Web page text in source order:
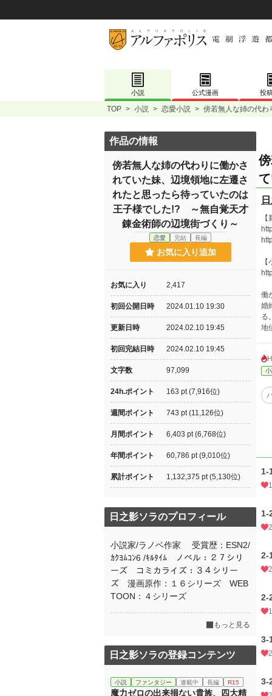
小説 公式漫画 投
TOP > 小説 > 恋愛小説 > 傍若無人な姉の代
働
婚
る。
地
小
1-
1-
2-
2-
3-
3-
作品の情報
傍若無人な姉の代わりに働かさ
れていた妹、辺境領地に左遷さ
れたと思ったら待っていたのは
王子様でした!? ～無自覚天才
錬金術師の辺境街づくり～
恋愛 完結 長編
お気に入り追加
お気に入り 2,417
初回公開日時 2024.01.10 19:30
更新日時 2024.02.10 19:45
初回完結日時 2024.02.10 19:45
文字数 97,099
24h.ポイント 163 pt (7,916位)
週間ポイント 743 pt (11,126位)
月間ポイント 6,403 pt (6,768位)
年間ポイント 60,786 pt (9,010位)
累計ポイント 1,132,375 pt (5,130位)
日之影ソラのプロフィール
小説家/ラノベ作家 受賞歴：ESN2/
ｶｸﾖﾑｺﾝ6 /ｷﾙﾀｲﾑ ノベル：２７シリ
ーズ コミカライズ：３４シリー
ズ 漫画原作：１６シリーズ WEB
TOON：４シリーズ
もっと見る
日之影ソラの登録コンテンツ
小説 ファンタジー 連載中 長編 R15
魔力ゼロの出来損ない貴族、四大精